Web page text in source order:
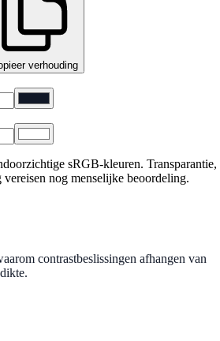
verhouding
sRGB-kleuren. Transparantie,
nog menselijke beoordeling.
contrastbeslissingen afhangen van